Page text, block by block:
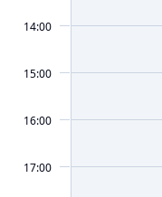
14:00
15:00
16:00
17:00